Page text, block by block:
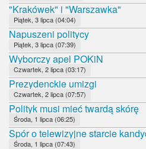
"Krakówek" i "Warszawka"
Piątek, 3 lipca (04:04)
Napuszeni politycy
Piątek, 3 lipca (07:39)
Wyborczy apel POKiN
Czwartek, 2 lipca (03:17)
Prezydenckie umizgi
Czwartek, 2 lipca (07:57)
Polityk musi mieć twardą skórę
Środa, 1 lipca (06:25)
Spór o telewizyjne starcie
Środa, 1 lipca (07:43)